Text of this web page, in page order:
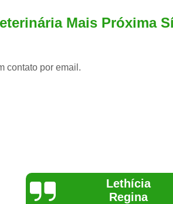
Mais Próxima
contato por email.
Joelma Lilian